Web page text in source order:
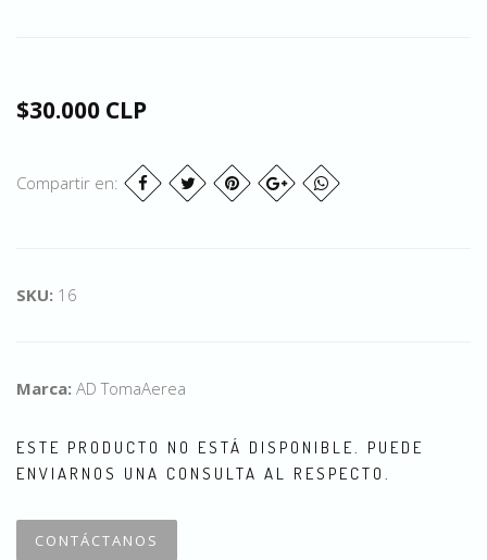
$30.000 CLP
Compartir en:
SKU: 16
Marca: AD TomaAerea
ESTE PRODUCTO NO ESTÁ DISPONIBLE. PUEDE
ENVIARNOS UNA CONSULTA AL RESPECTO.
CONTÁCTANOS